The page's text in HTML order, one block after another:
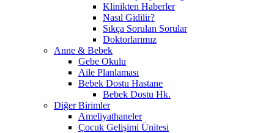
Klinikten Haberler
Nasıl Gidilir?
Sıkça Sorulan Sorular
Doktorlarımız
Anne & Bebek
Gebe Okulu
Aile Planlaması
Bebek Dostu Hastane
Bebek Dostu Hk.
Diğer Birimler
Ameliyathaneler
Çocuk Gelişimi Ünitesi